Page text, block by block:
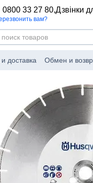
0800 33 27 80,Дзвінки
вам?
доставка Обмен и